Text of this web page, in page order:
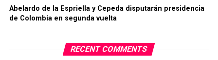
Abelardo de la Espriella y Cepeda disputarán presidencia
de Colombia en segunda vuelta
RECENT COMMENTS